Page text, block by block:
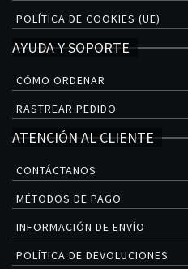
POLÍTICA DE COOKIES (UE)
AYUDA Y SOPORTE
CÓMO ORDENAR
RASTREAR PEDIDO
ATENCIÓN AL CLIENTE
CONTÁCTANOS
MÉTODOS DE PAGO
INFORMACIÓN DE ENVÍO
POLÍTICA DE DEVOLUCIONES